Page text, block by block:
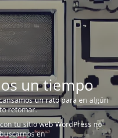
un tiempo
un rato para en algún
retomar.
tu sitio web WordPress no
en